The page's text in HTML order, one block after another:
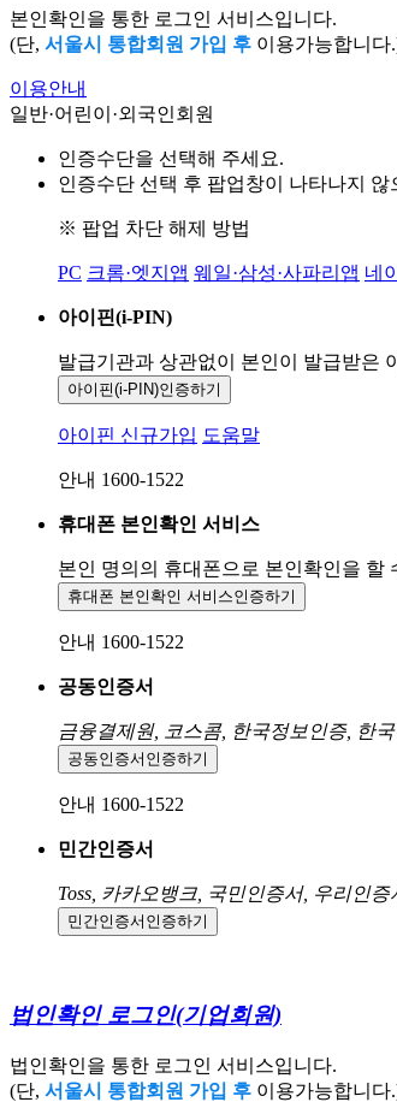
본인확인을 통한 로그인 서비스입니다.
(단, 서울시 통합회원 가입 후 이용가능합니다
이용안내
일반·어린이·외국인회원
인증수단을 선택해 주세요.
인증수단 선택 후 팝업창이 나타나지
※ 팝업 차단 해제 방법
PC 크롬·엣지앱 웨일·삼성·사파리앱 네
아이핀(i-PIN)
발급기관과 상관없이 본인이 발급받은
아이핀(i-PIN)인증하기
아이핀 신규가입 도움말
안내 1600-1522
휴대폰 본인확인 서비스
본인 명의의 휴대폰으로 본인확인을 할
휴대폰 본인확인 서비스인증하기
안내 1600-1522
공동인증서
금융결제원, 코스콤, 한국정보인증, 한
공동인증서 인증하기
안내 1600-1522
민간인증서
Toss, 카카오뱅크, 국민인증서, 우리인
민간인증서 인증하기
법인확인 로그인(기업회원)
법인확인을 통한 로그인 서비스입니다.
(단, 서울시 통합회원 가입 후 이용가능합니다